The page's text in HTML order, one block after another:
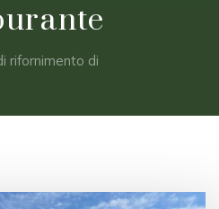
rifornimento di